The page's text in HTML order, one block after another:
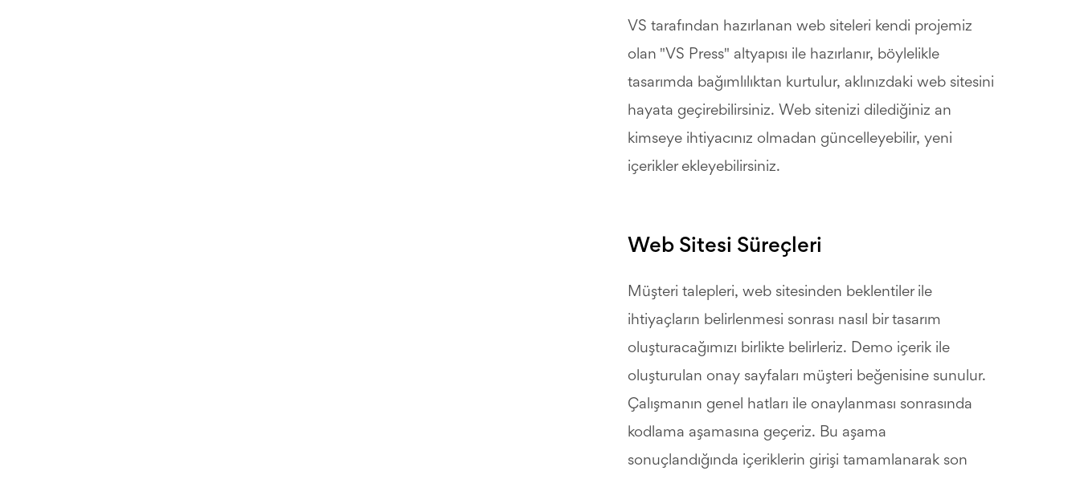
VS tarafından hazırlanan web siteleri kendi projemiz
olan "VS Press" altyapısı ile hazırlanır, böylelikle
tasarımda bağımlılıktan kurtulur, aklınızdaki web sitesini
hayata geçirebilirsiniz. Web sitenizi dilediğiniz an
kimseye ihtiyacınız olmadan güncelleyebilir, yeni
içerikler ekleyebilirsiniz.
Web Sitesi Süreçleri
Müşteri talepleri, web sitesinden beklentiler ile
ihtiyaçların belirlenmesi sonrası nasıl bir tasarım
oluşturacağımızı birlikte belirleriz. Demo içerik ile
oluşturulan onay sayfaları müşteri beğenisine sunulur.
Çalışmanın genel hatları ile onaylanması sonrasında
kodlama aşamasına geçeriz. Bu aşama
sonuçlandığında içeriklerin girişi tamamlanarak son